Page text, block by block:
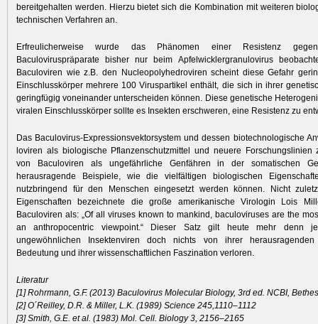
bereitgehalten werden. Hierzu bietet sich die Kombination mit weiteren
technischen Verfahren an.
Erfreulicherweise wurde das Phänomen einer Resistenz
Baculoviruspräparate bisher nur beim Apfelwicklergranulo­virus
Baculoviren wie z.B. den Nucleopolyhedroviren scheint diese Gefahr
Einschlusskörper mehrere 100 Viruspartikel enthält, die sich in ihrer
geringfügig voneinander unterscheiden können. Diese genetische
viralen Einschlusskörper sollte es Insekten erschweren, eine Resistenz zu
Das Baculovirus-Expressionsvektorsystem und dessen biotechnologische
loviren als biologische Pflanzenschutzmittel und neuere Forschungs­linien
von Baculoviren als ungefährliche Genfähren in der somatischen
herausragende Beispiele, wie die vielfältigen biologischen
nutzbringend für den Menschen eingesetzt werden können. Nicht
Eigenschaften bezeichnete die große amerikanische Virologin Lois
Baculoviren als: „Of all viruses known to mankind, baculoviruses are the
an anthropocentric viewpoint.“ Dieser Satz gilt heute mehr denn
ungewöhnlichen Insektenviren doch nichts von ihrer herausragen­den
Bedeutung und ihrer wissenschaftlichen Faszination verloren.
Literatur
[1] Rohrmann, G.F. (2013) Baculovirus Molecular Biology, 3rd ed. NCBI,
[2] O´Reilley, D.R. & Miller, L.K. (1989) Science 245,1110–1112
[3] Smith, G.E. et al. (1983) Mol. Cell. Biology 3, 2156–2165